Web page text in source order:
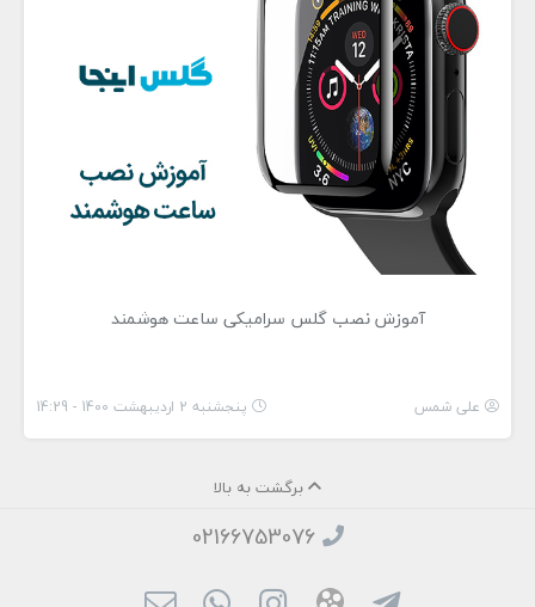
آموزش نصب گلس سرامیکی ساعت هوشمند
علی شمس پنجشنبه 2 اردیبهشت 1400 - 14:29
برگشت به بالا
02166753076